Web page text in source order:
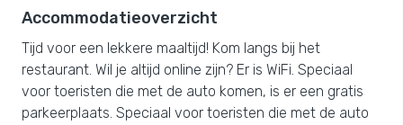
Accommodatieoverzicht
Tijd voor een lekkere maaltijd! Kom langs bij het
restaurant. Wil je altijd online zijn? Er is WiFi. Speciaal
voor toeristen die met de auto komen, is er een gratis
parkeerplaats. Speciaal voor toeristen die met de auto